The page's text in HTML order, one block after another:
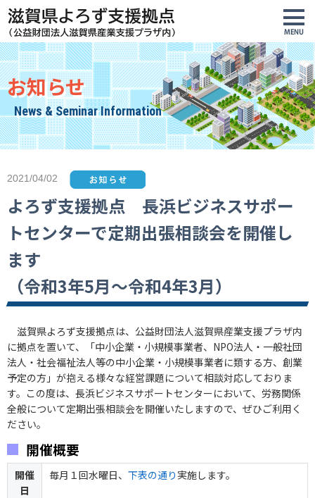
お知らせ
News & Seminar Information
2021/04/02
よろず支援拠点 長浜ビジネスサポー
トセンターで定期出張相談会を開催し
ます
（令和3年5月～令和4年3月）
滋賀県よろず支援拠点は、公益財団法人滋賀県産業支援プラザ内
に拠点を置いて、「中小企業・小規模事業者、NPO法人・一般社団
法人・社会福祉法人等の中小企業・小規模事業者に類する方、創業
予定の方」が抱える様々な経営課題について相談対応しておりま
す。この度は、長浜ビジネスサポートセンターにおいて、労務関係
全般について定期出張相談会を開催いたしますので、ぜひご利用く
ださい。
開催概要
開催
日
毎月１回水曜日、 下表の通り実施します。